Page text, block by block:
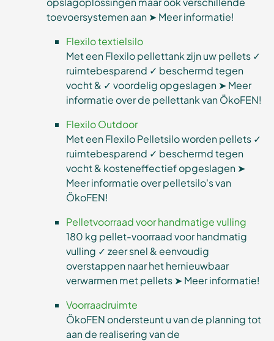
toevoersystemen aan ➤ Meer informatie!
Flexilo textielsilo
Met een Flexilo pellettank zijn uw pellets ✓
ruimtebesparend ✓ beschermd tegen
vocht & ✓ voordelig opgeslagen ➤ Meer
informatie over de pellettank van ÖkoFEN!
Flexilo Outdoor
Met een Flexilo Pelletsilo worden pellets ✓
ruimtebesparend ✓ beschermd tegen
vocht & kosteneffectief opgeslagen ➤
Meer informatie over pelletsilo's van
ÖkoFEN!
Pelletvoorraad voor handmatige vulling
180 kg pellet-voorraad voor handmatig
vulling ✓ zeer snel & eenvoudig
overstappen naar het hernieuwbaar
verwarmen met pellets ➤ Meer informatie!
Voorraadruimte
ÖkoFEN ondersteunt u van de planning tot
aan de realisering van de